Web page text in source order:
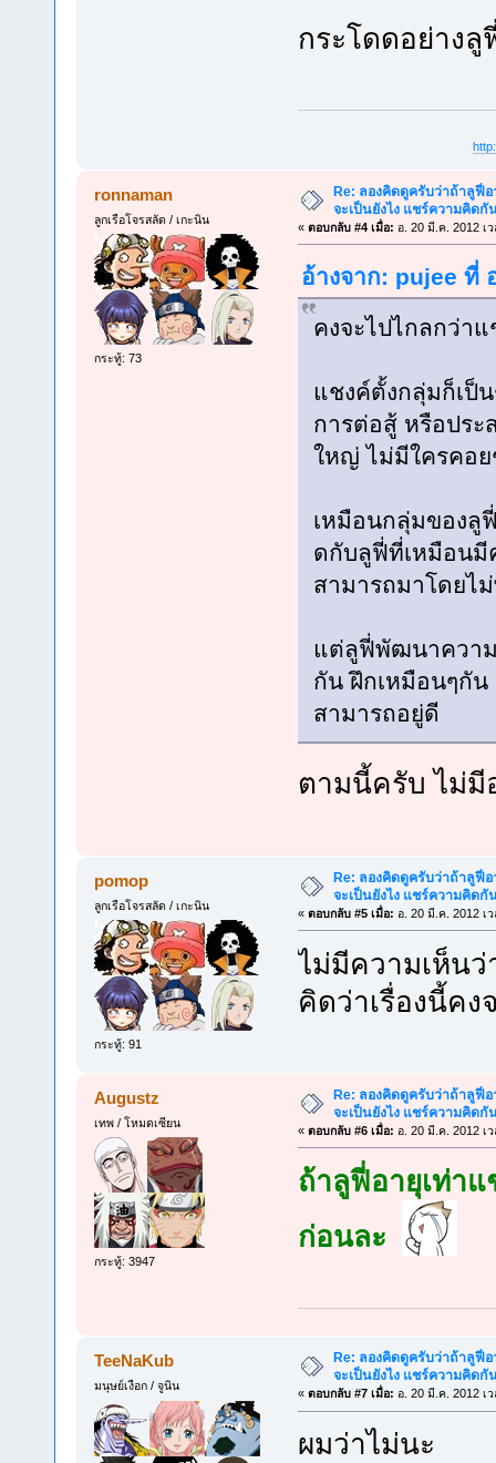
กระโดดอย่างลู
ronnaman
ลูกเรือโจรสลัด / เกะนิน
กระทู้: 73
Re: ลองคิดดูครับว่าถ้าลูฟี่
จะเป็นยังไง แชร์ความคิดกั
« ตอบกลับ #4 เมื่อ: อ. 20 มี.ค. 2012 เ
อ้างจาก: pujee ที่
คงจะไปไกลกว่า
แชงค์ตั้งกลุ่มก็เป็
การต่อสู้ หรือประ
ใหญ่ ไม่มีใครคอ
เหมือนกลุ่มของลู
ดกับลูฟี่ที่เหมือนมี
สามารถมาโดยไ
แต่ลูฟี่พัฒนาความ
กัน ฝึกเหมือนๆกัน
สามารถอยู่ดี
ตามนี้ครับ ไม่มี
pomop
ลูกเรือโจรสลัด / เกะนิน
กระทู้: 91
Re: ลองคิดดูครับว่าถ้าลูฟี่
จะเป็นยังไง แชร์ความคิดกั
« ตอบกลับ #5 เมื่อ: อ. 20 มี.ค. 2012 เ
ไม่มีความเห็นว่
คิดว่าเรื่องนี้ค
Augustz
เทพ / โหมดเซียน
กระทู้: 3947
Re: ลองคิดดูครับว่าถ้าลูฟี่
จะเป็นยังไง แชร์ความคิดกั
« ตอบกลับ #6 เมื่อ: อ. 20 มี.ค. 2012 เ
ถ้าลูฟี่อายุเท่า
ก่อนละ
TeeNaKub
มนุษย์เงือก / จูนิน
Re: ลองคิดดูครับว่าถ้าลูฟี่
จะเป็นยังไง แชร์ความคิดกั
« ตอบกลับ #7 เมื่อ: อ. 20 มี.ค. 2012 เ
ผมว่าไม่นะ